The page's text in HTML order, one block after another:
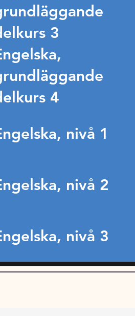
3
4
nivå 1
nivå 2
nivå 3